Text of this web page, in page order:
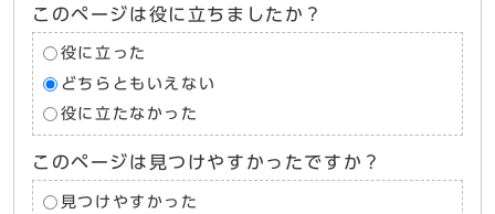
このページは役に立ちましたか？
役に立った
どちらともいえない
役に立たなかった
このページは見つけやすかったですか？
見つけやすかった